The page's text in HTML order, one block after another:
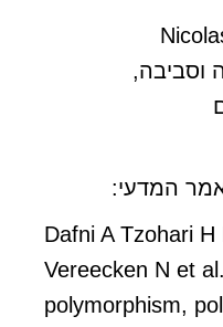
וסביבה,
המדעי:
Dafni A Tzohari
Vereecken N et
polymorphism,